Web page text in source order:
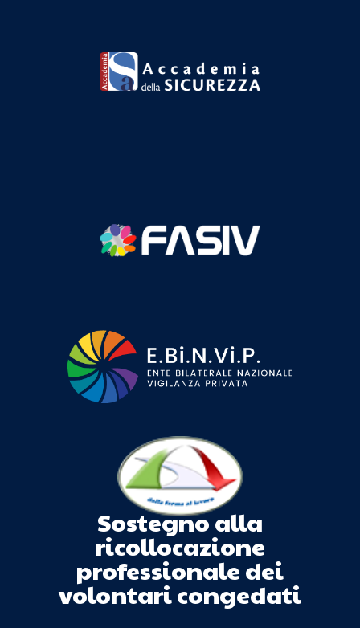
Sostegno alla
ricollocazione
professionale dei
volontari congedati